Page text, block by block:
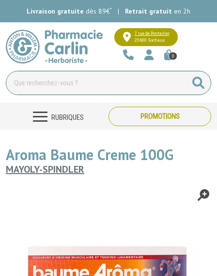
Livraison gratuite dès 89€* | Retrait gratuit en 2h
Pharmacie Carlin Votre
7 rue de Pontarlier
25600 Sochaux
0
RUBRIQUES PROMOTIONS
Aroma Baume Creme 100G
MAYOLY-SPINDLER